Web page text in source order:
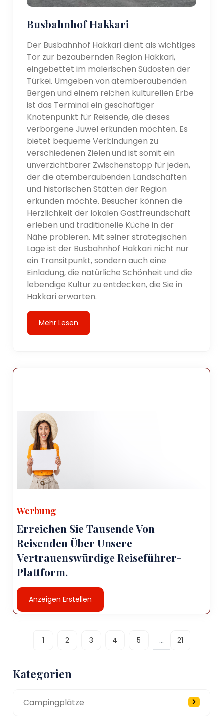
Busbahnhof Hakkari
Der Busbahnhof Hakkari dient als wichtiges
Tor zur bezaubernden Region Hakkari,
eingebettet im malerischen Südosten der
Türkei. Umgeben von atemberaubenden
Bergen und einem reichen kulturellen Erbe
ist das Terminal ein geschäftiger
Knotenpunkt für Reisende, die dieses
verborgene Juwel erkunden möchten. Es
bietet bequeme Verbindungen zu
verschiedenen Zielen und ist somit ein
unverzichtbarer Zwischenstopp für jeden,
der die atemberaubenden Landschaften
und historischen Stätten der Region
erkunden möchte. Besucher können die
Herzlichkeit der lokalen Gastfreundschaft
erleben und traditionelle Küche in der
Nähe probieren. Mit seiner strategischen
Lage ist der Busbahnhof Hakkari nicht nur
ein Transitpunkt, sondern auch eine
Einladung, die natürliche Schönheit und die
lebendige Kultur zu entdecken, die Sie in
Hakkari erwarten.
Mehr Lesen
Werbung
Erreichen Sie Tausende Von
Reisenden Über Unsere
Vertrauenswürdige Reiseführer-
Plattform.
Anzeigen Erstellen
1 2 3 4 5 ... 21
Kategorien
Campingplätze